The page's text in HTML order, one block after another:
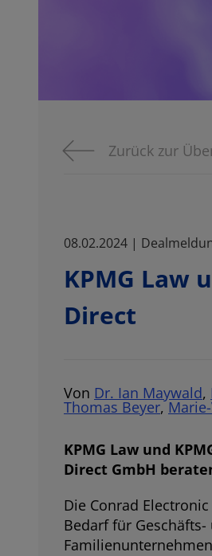
Zurück zur
08.02.2024 |
KPMG Law
Direct
Von Dr. Ian Maywald,
Thomas Beyer,
KPMG Law und
Direct GmbH
Die Conrad
Bedarf für